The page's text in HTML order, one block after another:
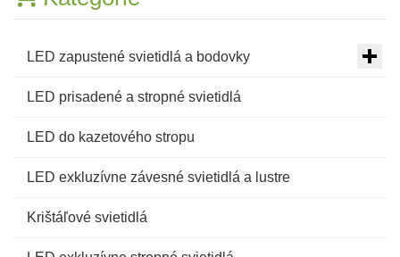
LED zapustené svietidlá a bodovky
LED prisadené a stropné svietidlá
LED do kazetového stropu
LED exkluzívne závesné svietidlá a lustre
Krištáľové svietidlá